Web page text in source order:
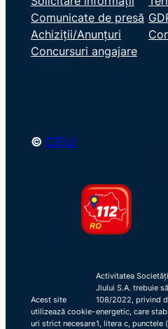
a
r
c
Comunicate de presă
Achiziții/Anunțuri
Concursuri angajare
© CEVJ
Acest site
utilizează cookie-
uri strict necesare
Activitatea
Jiului S.A. trebuie
108/2022, privind
energetic, care
1, litera c, punctele